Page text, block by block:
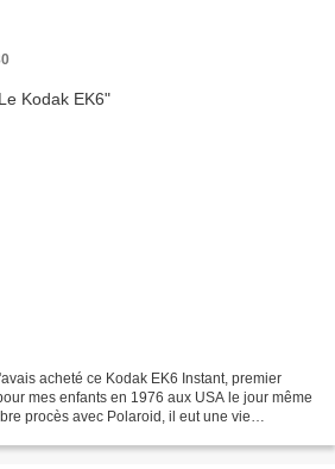
acheté ce Kodak EK6 Instant, premier
mes enfants en 1976 aux USA le jour même
procès avec Polaroid, il eut une vie